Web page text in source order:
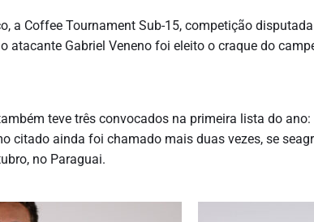
a Coffee Tournament Sub-15, competição
atacante Gabriel Veneno foi eleito o craque do
teve três convocados na primeira lista do
citado ainda foi chamado mais duas vezes, se
no Paraguai.